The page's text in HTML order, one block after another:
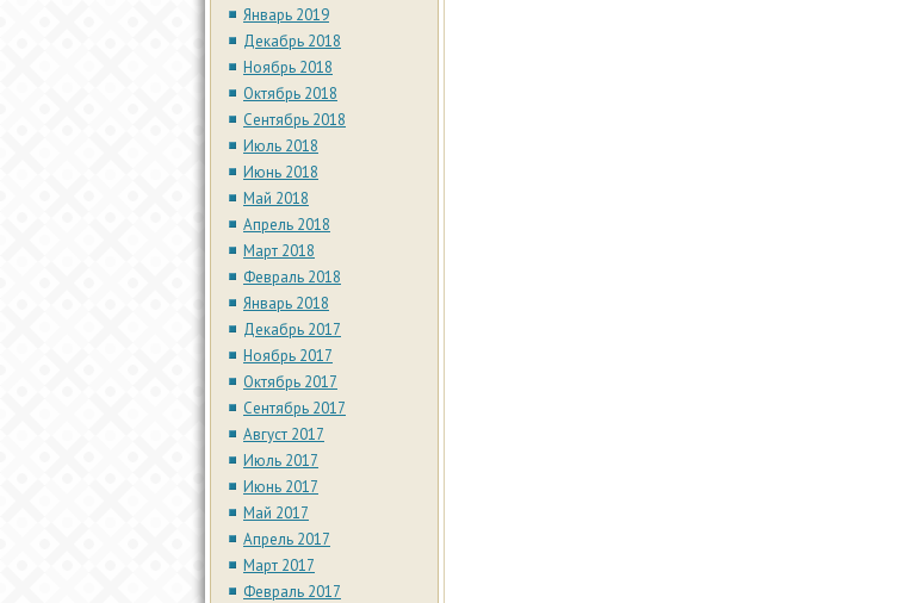
Январь 2019
Декабрь 2018
Ноябрь 2018
Октябрь 2018
Сентябрь 2018
Июль 2018
Июнь 2018
Май 2018
Апрель 2018
Март 2018
Февраль 2018
Январь 2018
Декабрь 2017
Ноябрь 2017
Октябрь 2017
Сентябрь 2017
Август 2017
Июль 2017
Июнь 2017
Май 2017
Апрель 2017
Март 2017
Февраль 2017